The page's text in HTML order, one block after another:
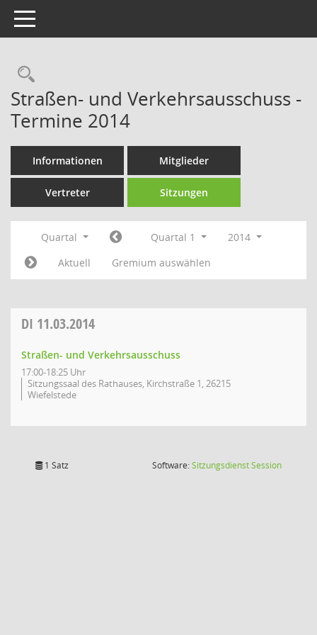
Toggle navigation
Rechercheauswahl
Straßen- und Verkehrsausschuss -
Termine 2014
Informationen Mitglieder
Vertreter Sitzungen
Quartal Quartal 1
2014
Aktuell
Gremium auswählen
DI 11.03.2014
Straßen- und Verkehrsausschuss
17:00-18:25 Uhr
Sitzungssaal des Rathauses, Kirchstraße 1, 26215
Wiefelstede
1 Satz Software:SitzungsdienstSession(Wird in